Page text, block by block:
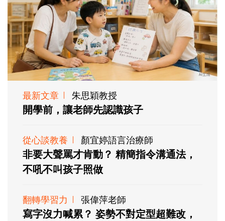
最新文章 朱思穎教授
開學前，讓老師先認識孩子
從心談教養 顏宜婷語言治療師
非要大聲罵才肯動？ 精簡指令溝通法，
不吼不叫孩子照做
翻轉學習力 張偉萍老師
寫字沒力喊累？ 姿勢不對定型超難改，